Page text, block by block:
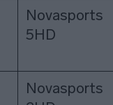
Novasports
5HD
Novasports